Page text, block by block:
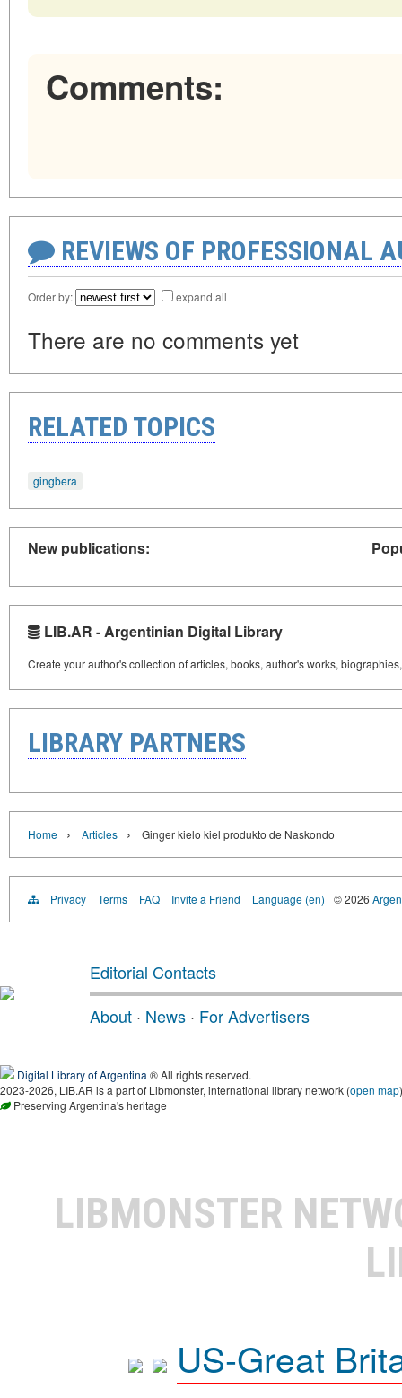
Comments:
REVIEWS OF PROFESSIONAL
Order by: expand all
There are no comments yet
RELATED TOPICS
gingbera
New publications:
LIB.AR - Argentinian Digital Library
Create your author's collection of articles, books, author's works,
LIBRARY PARTNERS
Home › Articles › Ginger kielo kiel produkto de Naskondo
Privacy Terms FAQ Invite a Friend Language (en) © 2026
Editorial Contacts
About · News · For Advertisers
Digital Library of Argentina ® All rights reserved.
2023-2026, LIB.AR is a part of Libmonster, international library network (open map)
Preserving Argentina's heritage
LIBMONSTER
US-Great